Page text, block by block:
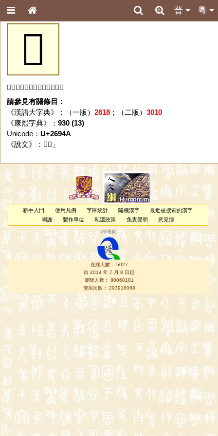
粵
普
𦥊
「𦥊」字未收錄於本資料庫。
請參見有關條目：
《漢語大字典》：（一版） 2818；（二版） 3010
《康熙字典》： 930 (13)
Unicode： U+2694A
《說文》：「 𦥊 」
新手入門 使用凡例 字庫統計 隨機漢字
最近被搜索的漢字
鳴謝
製作單位 私隱政策 免責聲明 意見簿
（管理員 ）
在線人數： 5027
自 2014 年 7 月 8 日起
瀏覽人數： 80060181
使用次數： 293916068